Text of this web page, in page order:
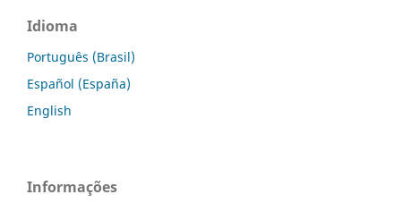
Idioma
Português (Brasil)
Español (España)
English
Informações